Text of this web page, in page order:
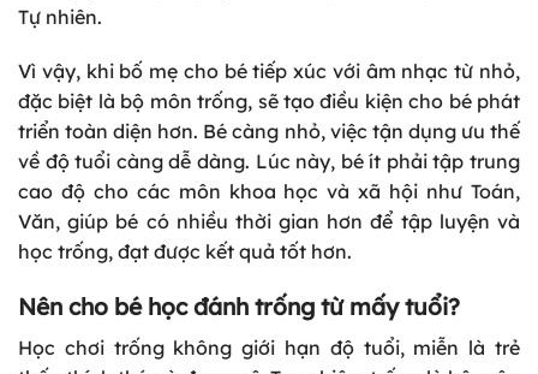
Tự nhiên.
Vì vậy, khi bố mẹ cho bé tiếp xúc với âm nhạc từ nhỏ,
đặc biệt là bộ môn trống, sẽ tạo điều kiện cho bé phát
triển toàn diện hơn. Bé càng nhỏ, việc tận dụng ưu thế
về độ tuổi càng dễ dàng. Lúc này, bé ít phải tập trung
cao độ cho các môn khoa học và xã hội như Toán,
Văn, giúp bé có nhiều thời gian hơn để tập luyện và
học trống, đạt được kết quả tốt hơn.
Nên cho bé học đánh trống từ mấy tuổi?
Học chơi trống không giới hạn độ tuổi, miễn là trẻ